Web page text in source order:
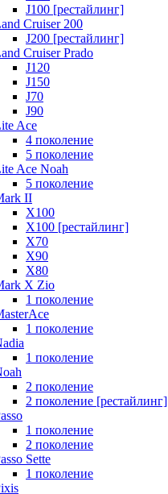
J100 [рестайлинг]
Cruiser 200
J200 [рестайлинг]
Cruiser Prado
J120
J150
J70
J90
Ace
4 поколение
5 поколение
Ace Noah
5 поколение
II
X100
X100 [рестайлинг]
X70
X90
Х80
X Zio
1 поколение
1 поколение
1 поколение
2 поколение
2 поколение [рестайлинг]
1 поколение
2 поколение
Sette
1 поколение